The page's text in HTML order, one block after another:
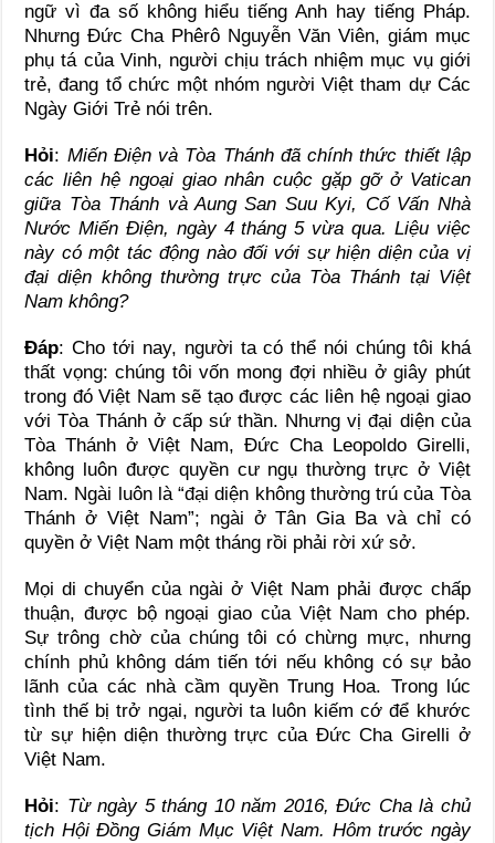
ngữ vì đa số không hiểu tiếng Anh hay tiếng Pháp.
Nhưng Đức Cha Phêrô Nguyễn Văn Viên, giám mục
phụ tá của Vinh, người chịu trách nhiệm mục vụ giới
trẻ, đang tổ chức một nhóm người Việt tham dự Các
Ngày Giới Trẻ nói trên.
Hỏi: Miến Điện và Tòa Thánh đã chính thức thiết lập
các liên hệ ngoại giao nhân cuộc gặp gỡ ở Vatican
giữa Tòa Thánh và Aung San Suu Kyi, Cố Vấn Nhà
Nước Miến Điện, ngày 4 tháng 5 vừa qua. Liệu việc
này có một tác động nào đối với sự hiện diện của vị
đại diện không thường trực của Tòa Thánh tại Việt
Nam không?
Đáp: Cho tới nay, người ta có thể nói chúng tôi khá
thất vọng: chúng tôi vốn mong đợi nhiều ở giây phút
trong đó Việt Nam sẽ tạo được các liên hệ ngoại giao
với Tòa Thánh ở cấp sứ thần. Nhưng vị đại diện của
Tòa Thánh ở Việt Nam, Đức Cha Leopoldo Girelli,
không luôn được quyền cư ngụ thường trực ở Việt
Nam. Ngài luôn là “đại diện không thường trú của Tòa
Thánh ở Việt Nam”; ngài ở Tân Gia Ba và chỉ có
quyền ở Việt Nam một tháng rồi phải rời xứ sở.
Mọi di chuyển của ngài ở Việt Nam phải được chấp
thuận, được bộ ngoại giao của Việt Nam cho phép.
Sự trông chờ của chúng tôi có chừng mực, nhưng
chính phủ không dám tiến tới nếu không có sự bảo
lãnh của các nhà cầm quyền Trung Hoa. Trong lúc
tình thế bị trở ngại, người ta luôn kiếm cớ để khước
từ sự hiện diện thường trực của Đức Cha Girelli ở
Việt Nam.
Hỏi: Từ ngày 5 tháng 10 năm 2016, Đức Cha là chủ
tịch Hội Đồng Giám Mục Việt Nam. Hôm trước ngày